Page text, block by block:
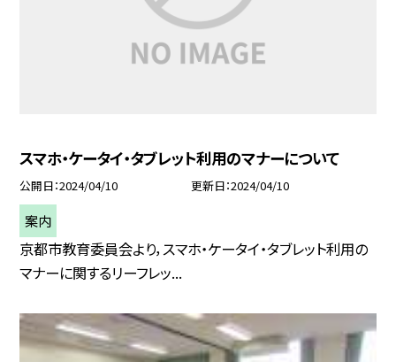
スマホ・ケータイ・タブレット利用のマナーについて
公開日 2024/04/10 更新日 2024/04/10
案内
京都市教育委員会より，スマホ・ケータイ・タブレット利用の
マナーに関するリーフレッ...